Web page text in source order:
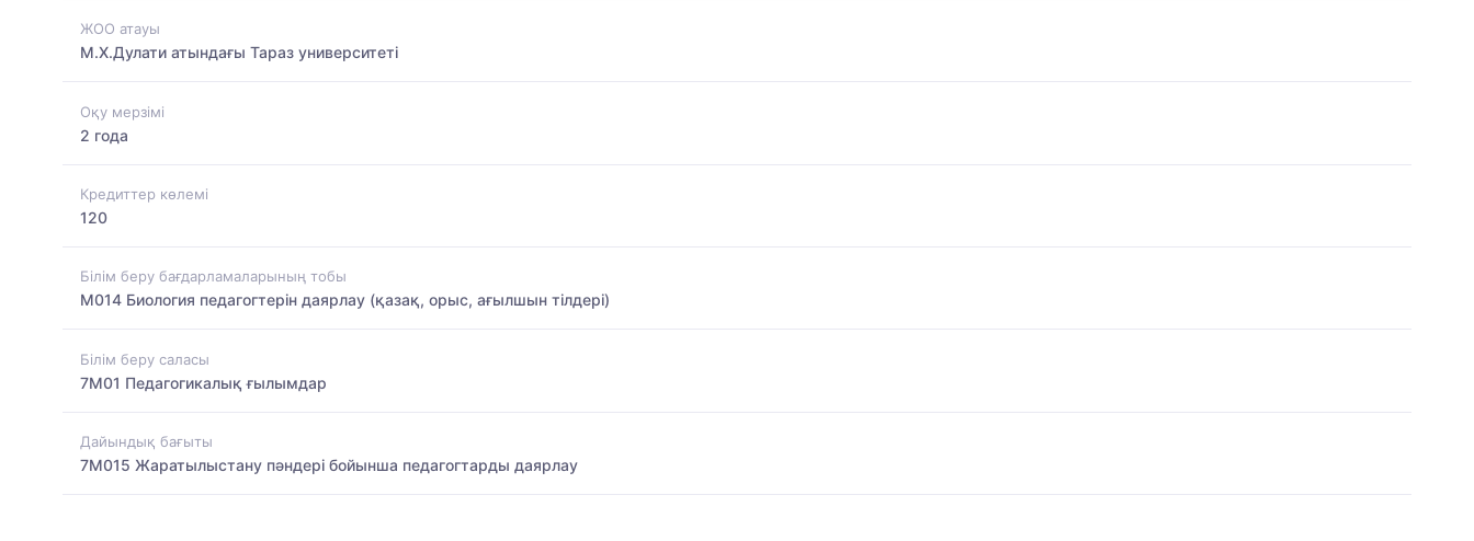
ЖОО атауы
М.Х.Дулати атындағы Тараз университеті
Оқу мерзімі
2 года
Кредиттер көлемі
120
Білім беру бағдарламаларының тобы
M014 Биология педагогтерін даярлау (қазақ, орыс, ағылшын тілдері)
Білім беру саласы
7M01 Педагогикалық ғылымдар
Дайындық бағыты
7M015 Жаратылыстану пәндері бойынша педагогтарды даярлау